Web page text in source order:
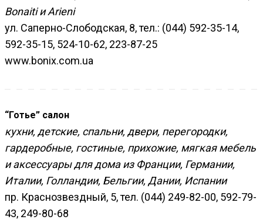
Bonaiti и Arieni
ул. Саперно-Слободская, 8, тел.: (044) 592-35-14,
592-35-15, 524-10-62, 223-87-25
www.bonix.com.ua
“Готье” салон
кухни, детские, спальни, двери, перегородки,
гардеробные, гостиные, прихожие, мягкая мебель
и аксессуары для дома из Франции, Германии,
Италии, Голландии, Бельгии, Дании, Испании
пр. Краснозвездный, 5, тел. (044) 249-82-00, 592-79-
43, 249-80-68